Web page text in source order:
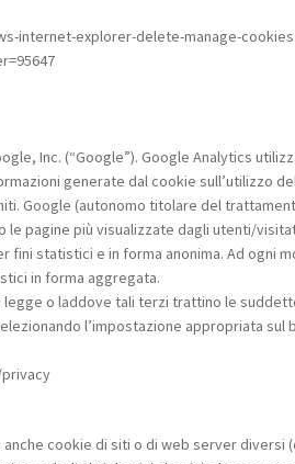
internet-explorer-delete-manage-cookies
Inc. (“Google”). Google Analytics
generate dal cookie sull’utilizzo
Google (autonomo titolare del
pagine più visualizzate dagli utenti/
fini statistici e in forma anonima. Ad
in forma aggregata.
o laddove tali terzi trattino le
l’impostazione appropriata
cookie di siti o di web server